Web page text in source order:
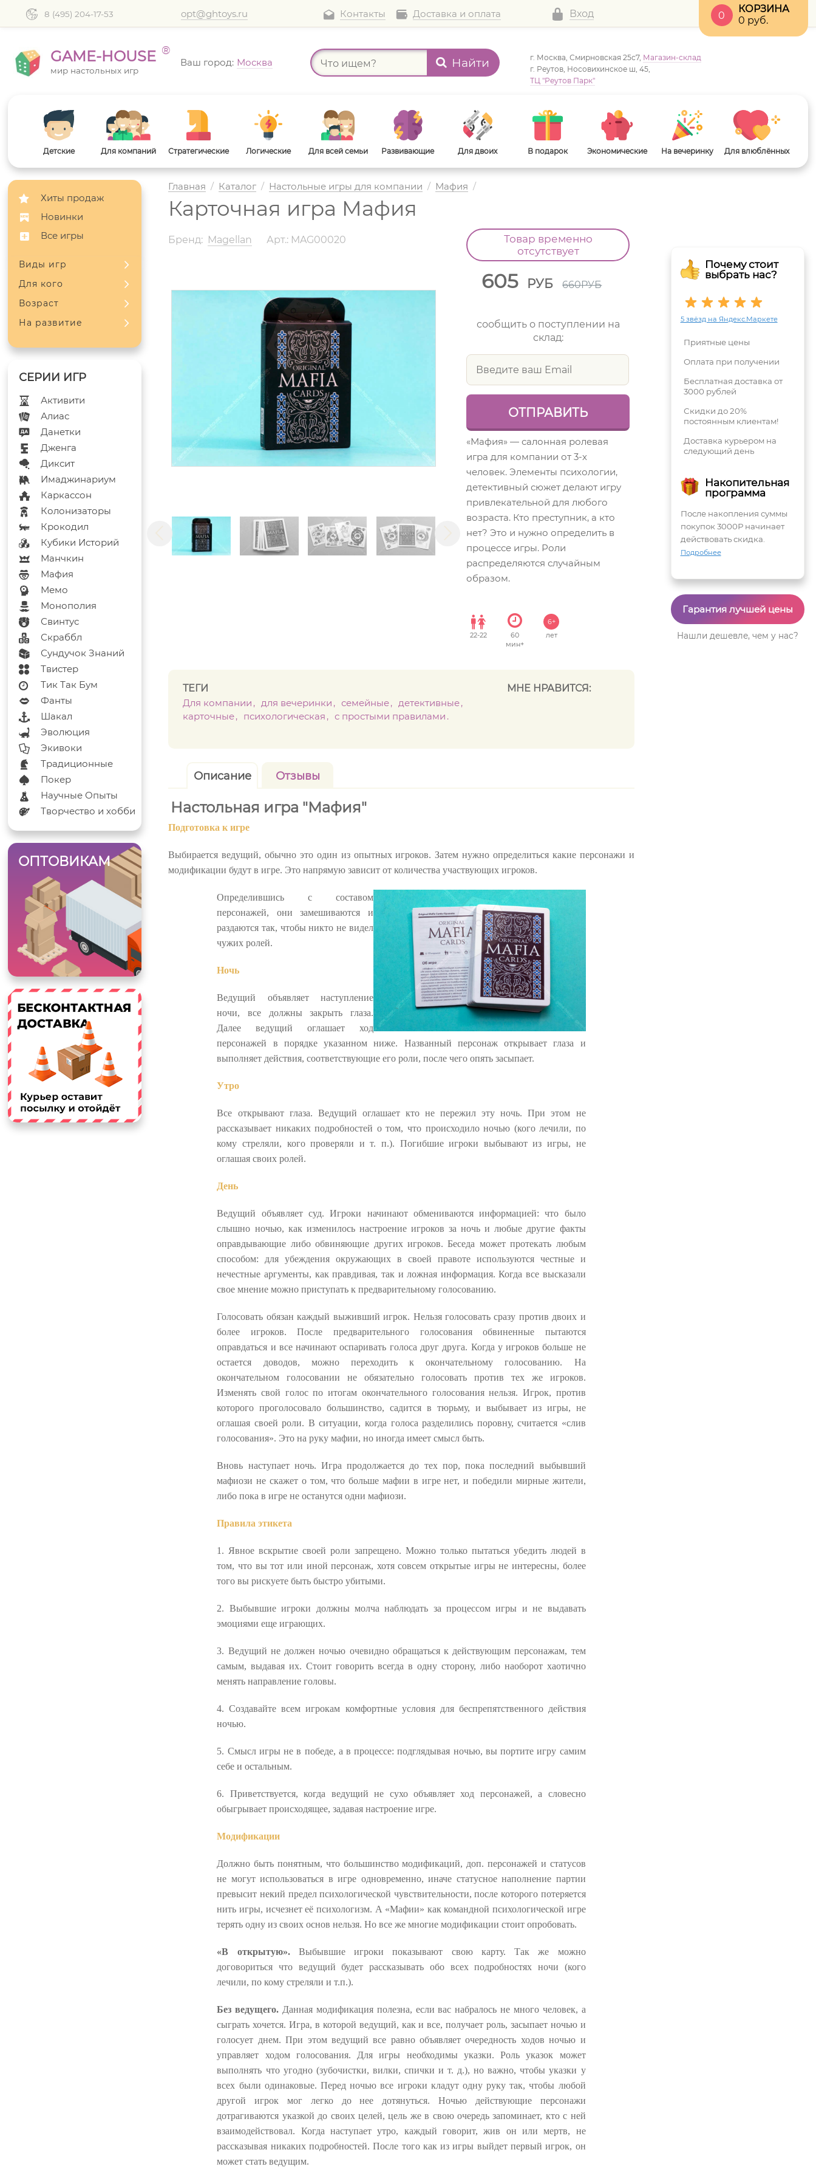
8 (495) 204-17-53 opt@ghtoys.ru Контакты Доставка и оплата Вход
КОРЗИНА
0 руб.
0
GAME-HOUSE ®
мир настольных игр
Ваш город: Москва Найти г. Москва, Смирновская 25с7, Магазин-склад
г. Реутов, Носовихинское ш, 45,
ТЦ "Реутов Парк"
Детские Для компаний Стратегические Логические Для всей семьи Развивающие Для двоих В подарок Экономические На вечеринку Для влюблённых
В дорогу
Хиты продаж
Новинки
Все игры
Виды игр
Для кого
Возраст
На развитие
Активити
Алиас
Данетки
Дженга
Диксит
Имаджинариум
Каркассон
Колонизаторы
Крокодил
Кубики Историй
Манчкин
Мафия
Мемо
Монополия
Свинтус
Скраббл
Сундучок Знаний
Твистер
Тик Так Бум
Фанты
Шакал
Эволюция
Экивоки
Традиционные
Покер
Научные Опыты
Творчество и хобби
ОПТОВИКАМ
Главная / Каталог / Настольные игры для компании / Мафия /
Карточная игра Мафия
Почему стоит
выбрать нас?
5 звёзд на Яндекс.Маркете
Приятные цены
Оплата при получении
Бесплатная доставка от
3000 рублей
Скидки до 20%
постоянным клиентам!
Доставка курьером на
следующий день
Накопительная
программа
После накопления суммы
покупок 3000Р начинает
действовать скидка.
Подробнее
Гарантия лучшей цены
Нашли дешевле, чем у нас?
Бренд: Magellan Арт.: MAG00020
Товар временно
отсутствует
605 РУБ 660РУБ
сообщить о поступлении на
склад:
«Мафия» — салонная ролевая
игра для компании от 3-х
человек. Элементы психологии,
детективный сюжет делают игру
привлекательной для любого
возраста. Кто преступник, а кто
нет? Это и нужно определить в
процессе игры. Роли
распределяются случайным
образом.
22-22
60
мин+
6+
лет
ТЕГИ
Для компании
для вечеринки семейные
детективные
карточные
психологическая с простыми правилами
МНЕ НРАВИТСЯ:
Описание Отзывы
Настольная игра "Мафия"
Подготовка к игре
Выбирается ведущий, обычно это один из опытных игроков. Затем нужно определиться какие персонажи и
модификации будут в игре. Это напрямую зависит от количества участвующих игроков.
Определившись с составом
персонажей, они замешиваются и
раздаются так, чтобы никто не видел
чужих ролей.
Ночь
Ведущий объявляет наступление
ночи, все должны закрыть глаза.
Далее ведущий оглашает ход
персонажей в порядке указанном ниже. Названный персонаж открывает глаза и
выполняет действия, соответствующие его роли, после чего опять засыпает.
Утро
Все открывают глаза. Ведущий оглашает кто не пережил эту ночь. При этом не
рассказывает никаких подробностей о том, что происходило ночью (кого лечили, по
кому стреляли, кого проверяли и т. п.). Погибшие игроки выбывают из игры, не
оглашая своих ролей.
День
Ведущий объявляет суд. Игроки начинают обмениваются информацией: что было
слышно ночью, как изменилось настроение игроков за ночь и любые другие факты
оправдывающие либо обвиняющие других игроков. Беседа может протекать любым
способом: для убеждения окружающих в своей правоте используются честные и
нечестные аргументы, как правдивая, так и ложная информация. Когда все высказали
свое мнение можно приступать к предварительному голосованию.
Голосовать обязан каждый выживший игрок. Нельзя голосовать сразу против двоих и
более игроков. После предварительного голосования обвиненные пытаются
оправдаться и все начинают оспаривать голоса друг друга. Когда у игроков больше не
остается доводов, можно переходить к окончательному голосованию. На
окончательном голосовании не обязательно голосовать против тех же игроков.
Изменять свой голос по итогам окончательного голосования нельзя. Игрок, против
которого проголосовало большинство, садится в тюрьму, и выбывает из игры, не
оглашая своей роли. В ситуации, когда голоса разделились поровну, считается «слив
голосования». Это на руку мафии, но иногда имеет смысл быть.
Вновь наступает ночь. Игра продолжается до тех пор, пока последний выбывший
мафиози не скажет о том, что больше мафии в игре нет, и победили мирные жители,
либо пока в игре не останутся одни мафиози.
Правила этикета
1. Явное вскрытие своей роли запрещено. Можно только пытаться убедить людей в
том, что вы тот или иной персонаж, хотя совсем открытые игры не интересны, более
того вы рискуете быть быстро убитыми.
2. Выбывшие игроки должны молча наблюдать за процессом игры и не выдавать
эмоциями еще играющих.
3. Ведущий не должен ночью очевидно обращаться к действующим персонажам, тем
самым, выдавая их. Стоит говорить всегда в одну сторону, либо наоборот хаотично
менять направление головы.
4. Создавайте всем игрокам комфортные условия для беспрепятственного действия
ночью.
5. Смысл игры не в победе, а в процессе: подглядывая ночью, вы портите игру самим
себе и остальным.
6. Приветствуется, когда ведущий не сухо объявляет ход персонажей, а словесно
обыгрывает происходящее, задавая настроение игре.
Модификации
Должно быть понятным, что большинство модификаций, доп. персонажей и статусов
не могут использоваться в игре одновременно, иначе статусное наполнение партии
превысит некий предел психологической чувствительности, после которого потеряется
нить игры, исчезнет её психологизм. А «Мафии» как командной психологической игре
терять одну из своих основ нельзя. Но все же многие модификации стоит опробовать.
«В открытую».Выбывшие игроки показывают свою карту. Так же можно
договориться что ведущий будет рассказывать обо всех подробностях ночи (кого
лечили, по кому стреляли и т.п.).
Без ведущего. Данная модификация полезна, если вас набралось не много человек, а
сыграть хочется. Игра, в которой ведущий, как и все, получает роль, засыпает ночью и
голосует днем. При этом ведущий все равно объявляет очередность ходов ночью и
управляет ходом голосования. Для игры необходимы указки. Роль указок может
выполнять что угодно (зубочистки, вилки, спички и т. д.), но важно, чтобы указки у
всех были одинаковые. Перед ночью все игроки кладут одну руку так, чтобы любой
другой игрок мог легко до нее дотянуться. Ночью действующие персонажи
дотрагиваются указкой до своих целей, цель же в свою очередь запоминает, кто с ней
взаимодействовал. Когда наступает утро, каждый говорит, жив он или мертв, не
рассказывая никаких подробностей. После того как из игры выйдет первый игрок, он
может стать ведущим.